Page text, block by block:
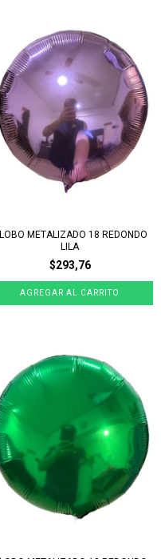
METALIZADO 18 REDONDO
LILA
$293,76